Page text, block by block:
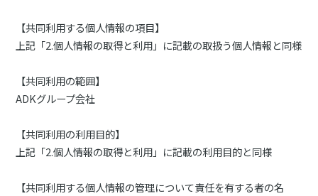
【共同利用する個人情報の項目】
上記「2.個人情報の取得と利用」に記載の取扱う個人情報と同様
【共同利用の範囲】
ADKグループ会社
【共同利用の利用目的】
上記「2.個人情報の取得と利用」に記載の利用目的と同様
【共同利用する個人情報の管理について責任を有する者の名